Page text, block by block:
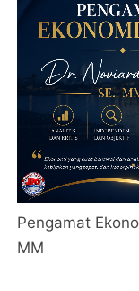
Pengamat
MM